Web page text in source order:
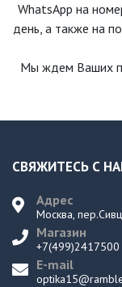
WhatsApp на
день, а также на
Мы ждем Ваших
СВЯЖИТЕСЬ С
Адрес
Москва,
Магазин
+7(499)2417500
E-mail